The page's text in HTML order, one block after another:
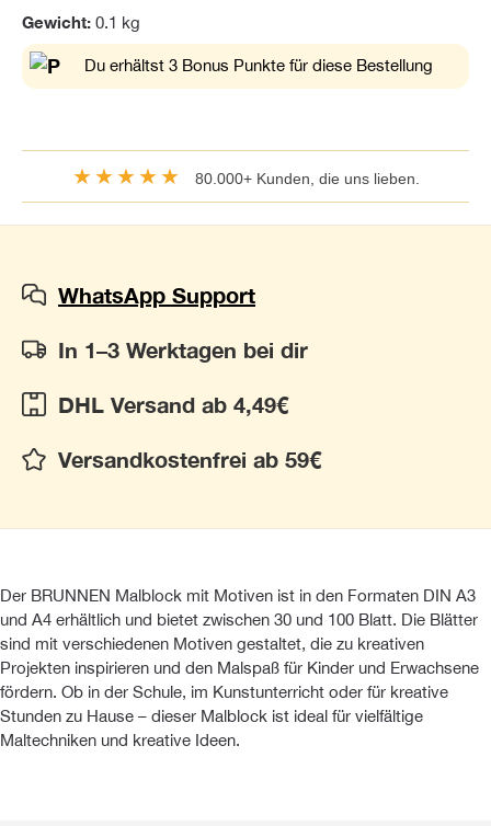
Gewicht: 0.1 kg
Du erhältst 3 Bonus Punkte für diese Bestellung
★★★★★ 80.000+ Kunden, die uns lieben.
WhatsApp Support
In 1–3 Werktagen bei dir
DHL Versand ab 4,49€
Versandkostenfrei ab 59€
Der BRUNNEN Malblock mit Motiven ist in den Formaten DIN A3
und A4 erhältlich und bietet zwischen 30 und 100 Blatt. Die Blätter
sind mit verschiedenen Motiven gestaltet, die zu kreativen
Projekten inspirieren und den Malspaß für Kinder und Erwachsene
fördern. Ob in der Schule, im Kunstunterricht oder für kreative
Stunden zu Hause – dieser Malblock ist ideal für vielfältige
Maltechniken und kreative Ideen.